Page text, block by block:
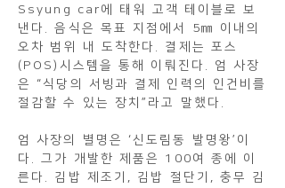
Ssyung car에 태워 고객 테이블로 보
낸다. 음식은 목표 지점에서 5㎜ 이내의
오차 범위 내 도착한다. 결제는 포스
(POS)시스템을 통해 이뤄진다. 엄 사장
은 “식당의 서빙과 결제 인력의 인건비를
절감할 수 있는 장치”라고 말했다.
엄 사장의 별명은 ‘신도림동 발명왕’이
다. 그가 개발한 제품은 100여 종에 이
른다. 김밥 제조기, 김밥 절단기, 충무 김